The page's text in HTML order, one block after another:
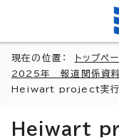
現在の位置： トップペ
2025年 報道関係資料
Heiwart project実行
Heiwart